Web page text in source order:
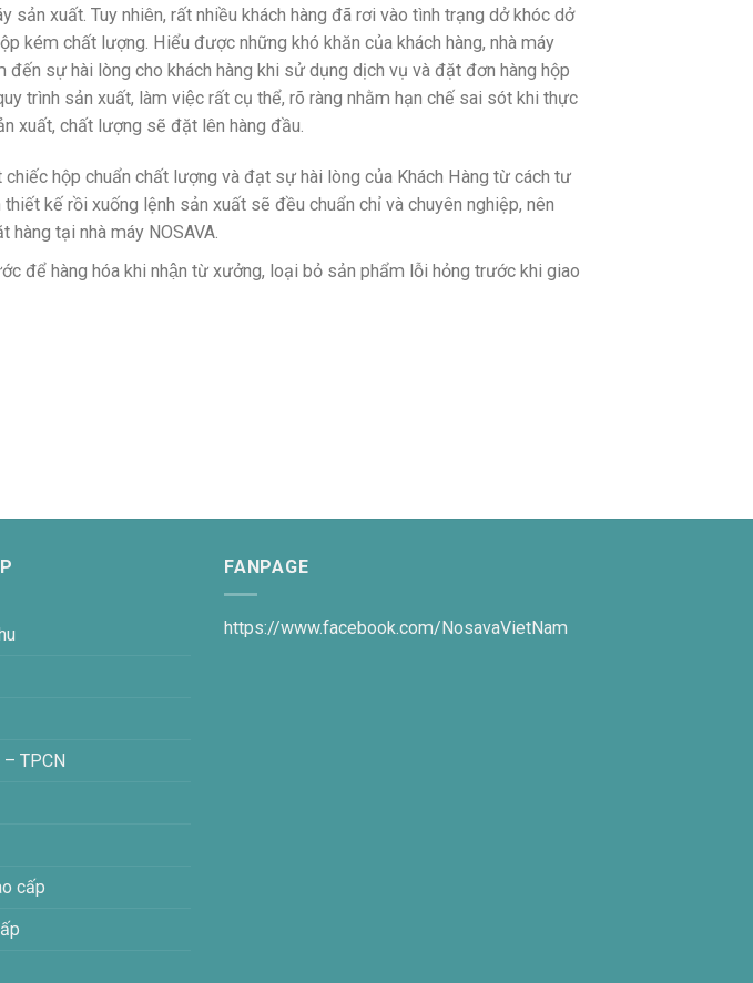
sản xuất. Tuy nhiên, rất nhiều khách hàng đã rơi vào tình trạng dở khóc dở
kém chất lượng. Hiểu được những khó khăn của khách hàng, nhà máy
đến sự hài lòng cho khách hàng khi sử dụng dịch vụ và đặt đơn hàng hộp
trình sản xuất, làm việc rất cụ thể, rõ ràng nhằm hạn chế sai sót khi thực
xuất, chất lượng sẽ đặt lên hàng đầu.
hộp chuẩn chất lượng và đạt sự hài lòng của Khách Hàng từ cách tư
kế rồi xuống lệnh sản xuất sẽ đều chuẩn chỉ và chuyên nghiệp, nên
hàng tại nhà máy NOSAVA.
để hàng hóa khi nhận từ xưởng, loại bỏ sản phẩm lỗi hỏng trước khi giao
TPCN
cấp
FANPAGE
https://www.facebook.com/NosavaVietNam